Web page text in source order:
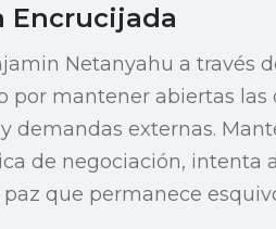
Encrucijada
Netanyahu a través
por mantener abiertas las
demandas externas.
de negociación, intenta
que permanece